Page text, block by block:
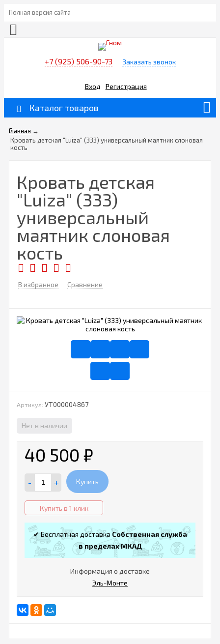
Полная версия сайта
+7 (925) 506-90-73 Заказать звонок
Вход Регистрация
Каталог товаров
Главная →
Кровать детская "Luiza" (333) универсальный маятник слоновая
кость
Кровать детская
"Luiza" (333)
универсальный
маятник слоновая
кость
В избранное Сравнение
Артикул: УТ000004867
Нет в наличии
40 500 ₽
- + Купить
Купить в 1 клик
✔ Бесплатная доставкаСобственная служба
в пределах МКАД
Информация о доставке
Эль-Монте